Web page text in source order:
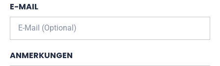
E-MAIL
ANMERKUNGEN